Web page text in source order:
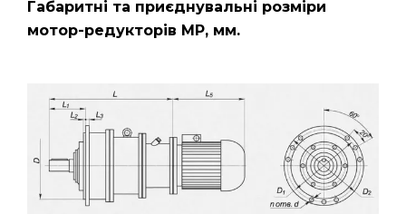
Габаритні та приєднувальні розміри
мотор-редукторів МР, мм.